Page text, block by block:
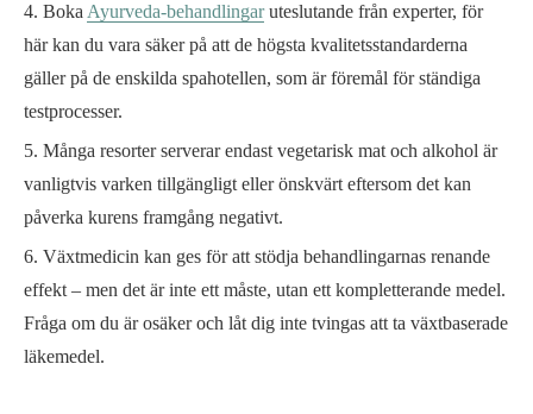
BokaAyurveda-behandlingaruteslutande från experter, för
här kan du vara säker på att de högsta kvalitetsstandarderna
gäller på de enskilda spahotellen, som är föremål för ständiga
testprocesser.
Många resorter serverar endast vegetarisk mat och alkohol är
vanligtvis varken tillgängligt eller önskvärt eftersom det kan
påverka kurens framgång negativt.
Växtmedicin kan ges för att stödja behandlingarnas renande
effekt – men det är inte ett måste, utan ett kompletterande medel.
Fråga om du är osäker och låt dig inte tvingas att ta växtbaserade
läkemedel.